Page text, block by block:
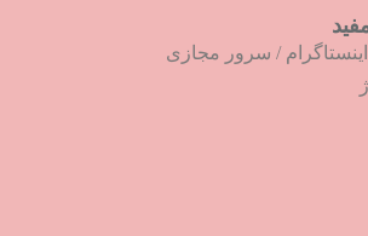
/ سرور مجازی